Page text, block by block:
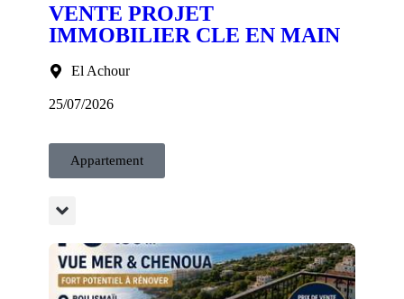
VENTE PROJET
IMMOBILIER CLE EN MAIN
El Achour
25/07/2026
Appartement